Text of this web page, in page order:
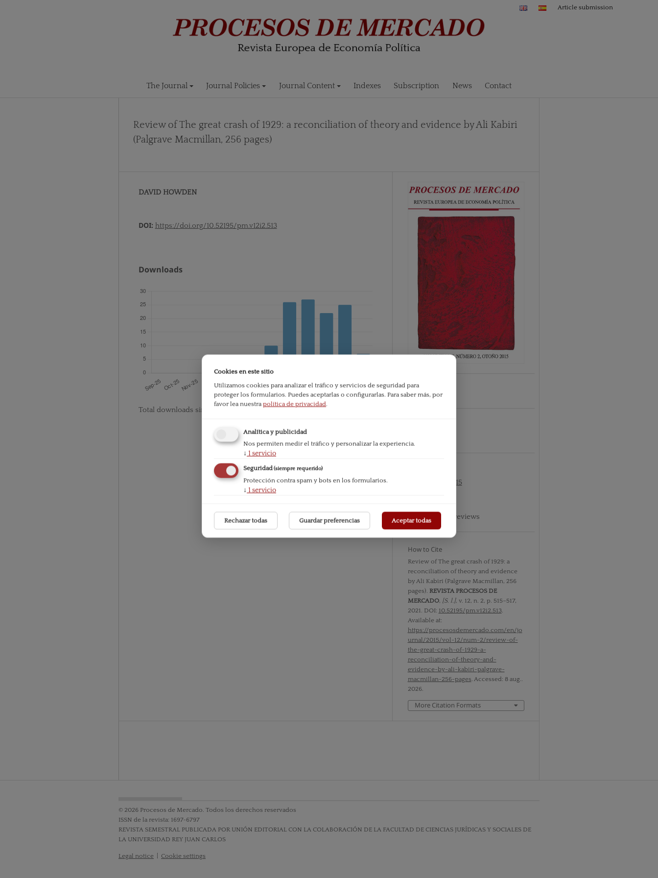
The Journal Journal Policies Journal Content Indexes Subscription News Contact
Article submission
Review of The great crash of 1929: a reconciliation of theory and evidence by Ali Kabiri
(Palgrave Macmillan, 256 pages)
DAVID HOWDEN
DOI: https://doi.org/10.52195/pm.v12i2.513
Downloads
Total downloads since publication: 117
PDF
Vol. XII nº2 2015
Bibliographic reviews
How to Cite
Review of The great crash of 1929: a
reconciliation of theory and evidence
by Ali Kabiri (Palgrave Macmillan, 256
pages). REVISTA PROCESOS DE
MERCADO, [S. l.], v. 12, n. 2, p. 515–517,
2021. DOI: 10.52195/pm.v12i2.513.
Available at:
https://procesosdemercado.com/en/jo
urnal/2015/vol-12/num-2/review-of-
the-great-crash-of-1929-a-
reconciliation-of-theory-and-
evidence-by-ali-kabiri-palgrave-
macmillan-256-pages. Accessed: 8 aug..
2026.
More Citation Formats
© 2026 Procesos de Mercado. Todos los derechos reservados
ISSN de la revista: 1697-6797
REVISTA SEMESTRAL PUBLICADA POR UNIÓN EDITORIAL CON LA COLABORACIÓN DE LA FACULTAD DE CIENCIAS JURÍDICAS Y SOCIALES DE
LA UNIVERSIDAD REY JUAN CARLOS
Legal notice Cookie settings
Cookies en este sitio
Utilizamos cookies para analizar el tráfico y servicios de seguridad para
proteger los formularios. Puedes aceptarlas o configurarlas. Para saber más, por
favor lea nuestra política de privacidad.
Analítica y publicidad
Nos permiten medir el tráfico y personalizar la experiencia.
↓ 1 servicio
Seguridad(siempre requerido)
Protección contra spam y bots en los formularios.
↓ 1 servicio
Rechazar todas Guardar preferencias Aceptar todas